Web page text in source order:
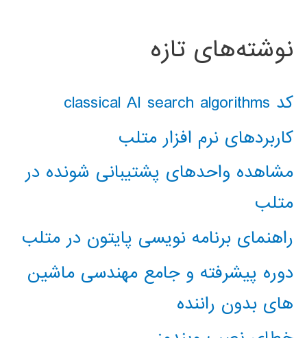
نوشته‌های تازه
کد classical AI search algorithms
کاربردهای نرم افزار متلب
مشاهده واحدهای پشتیبانی شونده در
متلب
راهنمای برنامه نویسی پایتون در متلب
دوره پیشرفته و جامع مهندسی ماشین
های بدون راننده